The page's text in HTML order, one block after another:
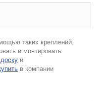
таких креплений,
и монтировать
и
в компании